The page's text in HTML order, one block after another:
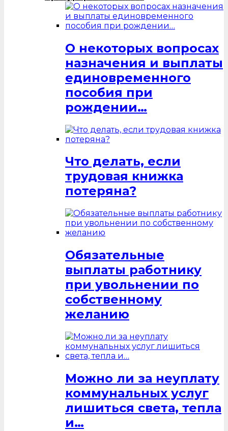
О некоторых вопросах
назначения и выплаты
единовременного
пособия при
рождении…
Что делать, если
трудовая книжка
потеряна?
Обязательные
выплаты работнику
при увольнении по
собственному
желанию
Можно ли за неуплату
коммунальных услуг
лишиться света, тепла
и…